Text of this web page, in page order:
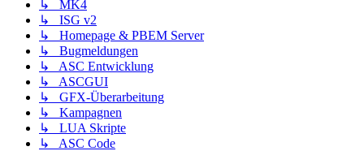
↳ MK4
↳ ISG v2
↳ Homepage & PBEM Server
↳ Bugmeldungen
↳ ASC Entwicklung
↳ ASCGUI
↳ GFX-Überarbeitung
↳ Kampagnen
↳ LUA Skripte
↳ ASC Code